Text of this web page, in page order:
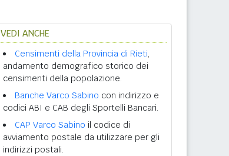
VEDI ANCHE
Censimenti della Provincia di Rieti,
andamento demografico storico dei
censimenti della popolazione.
Banche Varco Sabino con indirizzo e
codici ABI e CAB degli Sportelli Bancari.
CAP Varco Sabino il codice di
avviamento postale da utilizzare per gli
indirizzi postali.